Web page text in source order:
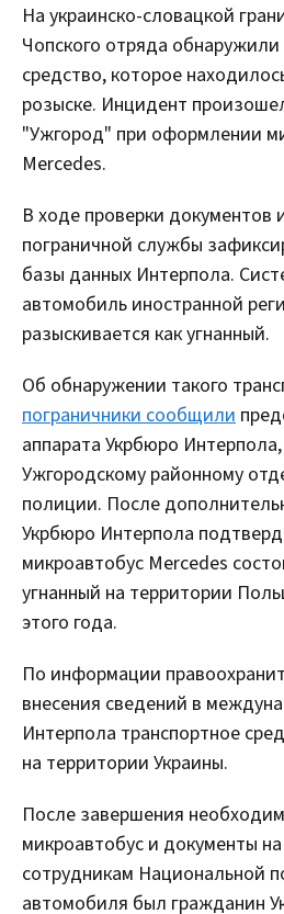
На украинско-словацкой
Чопского отряда
средство, которое
розыске. Инцидент
"Ужгород" при оформлении
Mercedes.
В ходе проверки документов
пограничной службы
базы данных Интерпола.
автомобиль иностранной
разыскивается как угнанный.
Об обнаружении такого
пограничники сообщили
аппарата Укрбюро
Ужгородскому районному
полиции. После
Укрбюро Интерпола
микроавтобус Mercedes
угнанный на территории
этого года.
По информации
внесения сведений в
Интерпола транспортное
на территории Украины.
После завершения
микроавтобус и документы
сотрудникам Национальной
автомобиля был гражданин